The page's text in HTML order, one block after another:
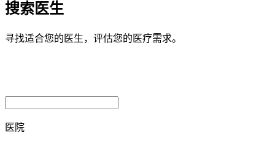
搜索医生
寻找适合您的医生，评估您的医疗需求。
医院